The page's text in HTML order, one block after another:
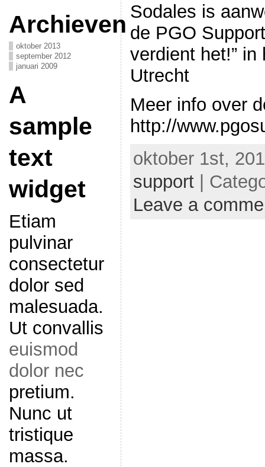
Archieven
oktober 2013
september 2012
januari 2009
A
sample
text
widget
Etiam
pulvinar
consectetur
dolor sed
malesuada.
Ut convallis
euismod
dolor nec
pretium.
Nunc ut
tristique
massa.
Sodales is
de PGO
verdient het!”
Utrecht
Meer info over
http://
oktober 1st,
support|
Leave a